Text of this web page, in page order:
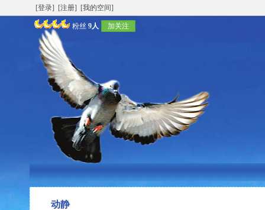
[登录] [注册] [我的空间]
粉丝 9人 加关注
动静